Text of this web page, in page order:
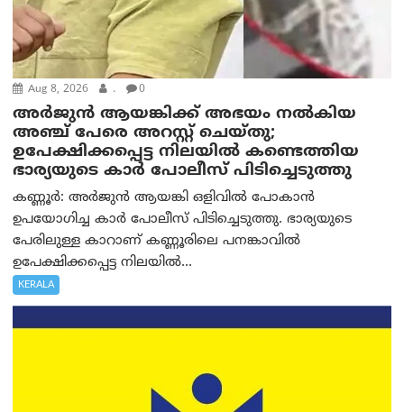
Aug 8, 2026 . 0
അര്‍ജുന്‍ ആയങ്കിക്ക് അഭയം നല്‍കിയ
അഞ്ച് പേരെ അറസ്റ്റ് ചെയ്തു;
ഉപേക്ഷിക്കപ്പെട്ട നിലയില്‍ കണ്ടെത്തിയ
ഭാര്യയുടെ കാര്‍ പോലീസ് പിടിച്ചെടുത്തു
കണ്ണൂർ: അർജുൻ ആയങ്കി ഒളിവിൽ പോകാൻ
ഉപയോഗിച്ച കാർ പോലീസ് പിടിച്ചെടുത്തു. ഭാര്യയുടെ
പേരിലുള്ള കാറാണ് കണ്ണൂരിലെ പനങ്കാവിൽ
ഉപേക്ഷിക്കപ്പെട്ട നിലയിൽ...
KERALA